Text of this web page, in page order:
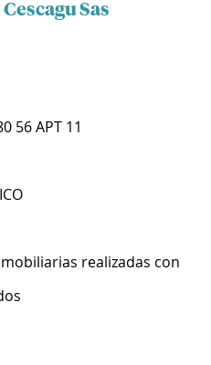
Sas
56 APT 11
realizadas con